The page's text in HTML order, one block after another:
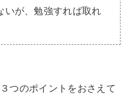
いが、勉強すれば取れ
つのポイントをおさえて